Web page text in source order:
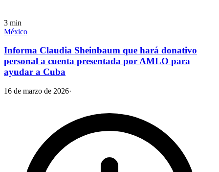
3 min
México
Informa Claudia Sheinbaum que hará donativo
personal a cuenta presentada por AMLO para
ayudar a Cuba
16 de marzo de 2026·